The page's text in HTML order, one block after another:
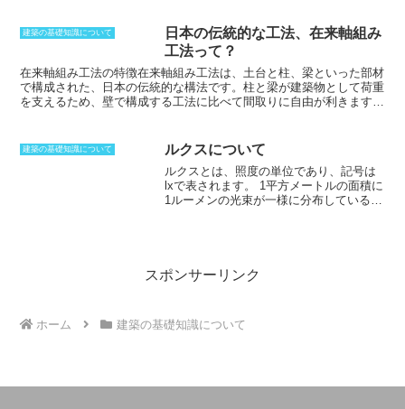
数字が低ければ赤っぽい光、高ければ青
っぽい光に。一般的に白熱灯の色温度は
2800K、蛍光灯は4600〜7100K、ろうそ
くの光は1900K程度である。
配管を損傷させてしまうことを避けられます。十分な
土被りを確保す
ることができれば、構造物にかかる圧力は分散されます。土被りに
は、地中となることから凍結深度が大きくかかわってくることになり
ます。凍結深度が設定されている場合には、土被り が下回ってしまう
と、構造物が影響を受けて変形してしまうことが出てくるため、それ
以上の 土被り厚を確保しなければならないのです。
建築の基礎知識について
日本の伝統的な工法、在来軸組み
工法って？
在来軸組み工法の特徴在来軸組み工法は、土台と柱、梁といった部材
で構成された、日本の伝統的な構法です。柱と梁が建築物として荷重
を支えるため、壁で構成する工法に比べて間取りに自由が利きます。
です。木造型枠組壁工法は、ツーバイフォー工法という名前が浸透し
ています。ツーバイフォー工法は、面で支えることが基本となる工法
であり、柱を少なくできるメリットがあります。在来軸組み工法は、
柱と梁で支えることになるため、継手や仕口で組み合わせていくこと
が重要となっていました。しかし、現在では建築金物を使い接続して
建築の基礎知識について ルクスについて
ルクスとは、照度の単位であり、記号は
lxで表されます。
1平方メートルの面積に
1ルーメンの光束が一様に分布していると
に放射する光束線を1ルーメンと定めてい
ます。記号はlmで表します。さらに、1カ
色光を放出し、ある単位立体角での放射
強度が1／683W／stである光源の光度の
障害の予防などを考える際に考慮すべき
スポンサーリンク
ホーム 建築の基礎知識について